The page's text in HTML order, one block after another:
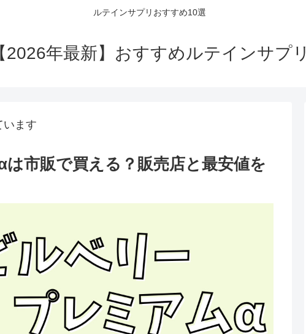
ルテインサプリおすすめ10選
2026年最新】おすすめルテインサプリ
ます
市販で買える？販売店と最安値を